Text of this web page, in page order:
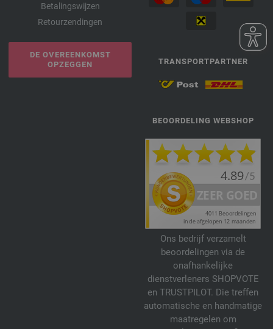
Betalingswijzen
Retourzendingen
DE OVEREENKOMST
OPZEGGEN
TRANSPORTPARTNER
BEOORDELING WEBSHOP
Ons bedrijf verzamelt
beoordelingen via de
onafhankelijke
dienstverleners SHOPVOTE
en TRUSTPILOT. Die treffen
automatische en handmatige
maatregelen om